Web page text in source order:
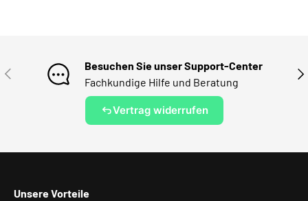
VORHERIGE
Besuchen Sie unser Support-Center
Fachkundige Hilfe und Beratung
Vertrag widerrufen
Unsere Vorteile